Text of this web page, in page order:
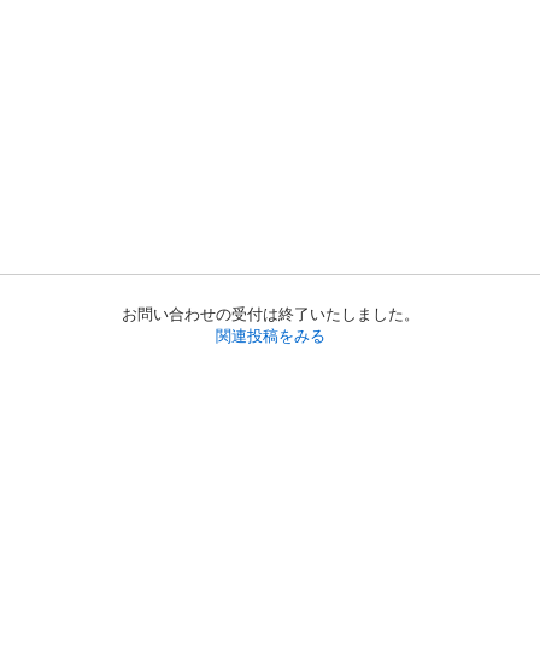
お問い合わせの受付は終了いたしました。
関連投稿をみる